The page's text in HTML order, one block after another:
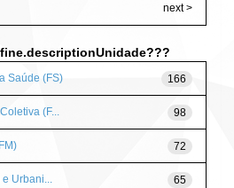
next >
166
Saúde (FS)
98
(F...
72
65
e Urbani...